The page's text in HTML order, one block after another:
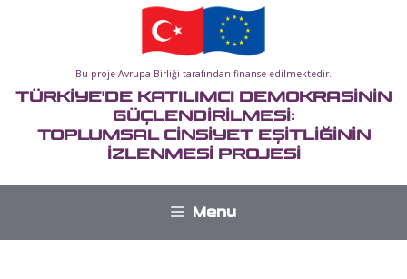
Bu proje Avrupa Birliği tarafından finanse edilmektedir.
TÜRKİYE'DE KATILIMCI DEMOKRASİNİN
GÜÇLENDİRİLMESİ:
TOPLUMSAL CİNSİYET EŞİTLİĞİNİN
İZLENMESİ PROJESİ
Menu